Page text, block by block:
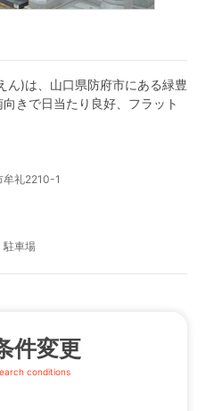
ん)は、山口県防府市にある緑豊
きで日当たり良好、フラット
牟礼2210-1
駐車場
件変更
conditions